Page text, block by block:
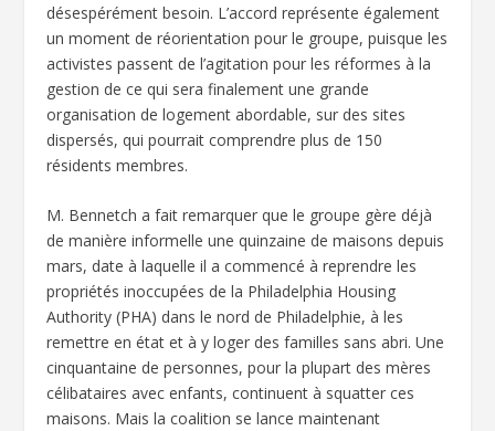
désespérément besoin. L’accord représente également
un moment de réorientation pour le groupe, puisque les
activistes passent de l’agitation pour les réformes à la
gestion de ce qui sera finalement une grande
organisation de logement abordable, sur des sites
dispersés, qui pourrait comprendre plus de 150
résidents membres.
M. Bennetch a fait remarquer que le groupe gère déjà
de manière informelle une quinzaine de maisons depuis
mars, date à laquelle il a commencé à reprendre les
propriétés inoccupées de la Philadelphia Housing
Authority (PHA) dans le nord de Philadelphie, à les
remettre en état et à y loger des familles sans abri. Une
cinquantaine de personnes, pour la plupart des mères
célibataires avec enfants, continuent à squatter ces
maisons. Mais la coalition se lance maintenant